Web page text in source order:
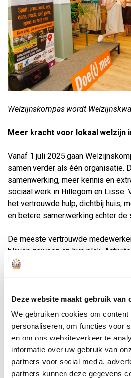
Deze website maakt gebruik van
We gebruiken cookies om content
personaliseren, om functies voor
en om ons websiteverkeer te
informatie over uw gebruik van
partners voor social media,
partners kunnen deze gegevens
Welzijnskompas wordt
Meer kracht voor lokaal welzijn
Vanaf 1 juli 2025 gaan
samen verder als één organisatie.
samenwerking, meer kennis en
sociaal werk in Hillegom en Lisse.
het vertrouwde hulp, dichtbij huis,
en betere samenwerking achter de
De meeste vertrouwde
blijven gewoon op hun plek.
bestaan. Alleen de naam
hebben.
Mieke Telder, interim-directeur van
geloof sterk in een brede
en Hillegom. Mensen leven niet in
je welzijn daar wel in opdelen? Met
nog beter inspelen op wat er speelt